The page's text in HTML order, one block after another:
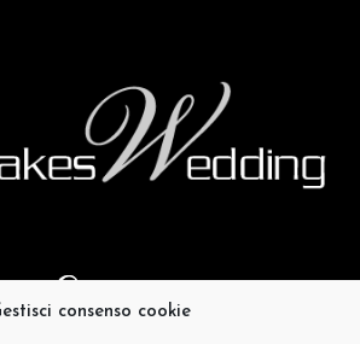
consenso cookie